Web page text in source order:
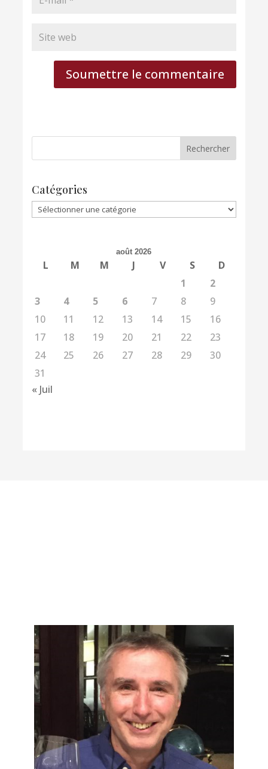
Soumettre le commentaire
Catégories
Catégories
août 2026
L M M J V S
D
1
2
3
4 5 6 7 8
9
10
11 12 13 14 15
16
17
18 19 20 21 22
23
24
25 26 27 28 29
30
31
« Juil